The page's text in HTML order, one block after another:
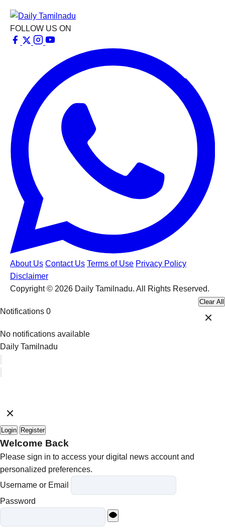
FOLLOW US ON
About Us Contact Us Terms of Use Privacy Policy
Disclaimer
Copyright © 2026 Daily Tamilnadu. All Rights Reserved.
Notifications 0
Clear All
No notifications available
Daily Tamilnadu
Login Register
Welcome Back
Please sign in to access your digital news account and
personalized preferences.
Username or Email
Password